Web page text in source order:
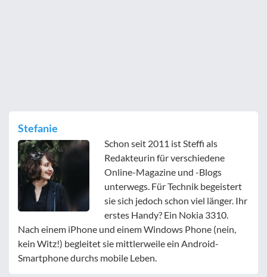
Stefanie
Schon seit 2011 ist Steffi als
Redakteurin für verschiedene
Online-Magazine und -Blogs
unterwegs. Für Technik begeistert
sie sich jedoch schon viel länger. Ihr
erstes Handy? Ein Nokia 3310.
Nach einem iPhone und einem Windows Phone (nein,
kein Witz!) begleitet sie mittlerweile ein Android-
Smartphone durchs mobile Leben.